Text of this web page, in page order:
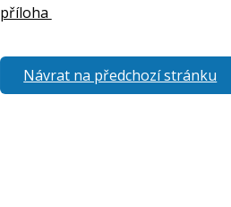
příloha
Návrat na předchozí stránku